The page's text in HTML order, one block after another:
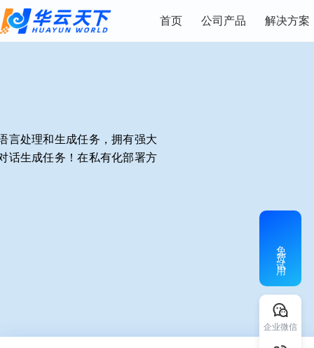
首页 公司产品 解决方案
言处理和生成任务，拥有强大
话生成任务！在私有化部署方
免费试用
企业微信